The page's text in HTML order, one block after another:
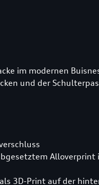
im modernen
und der
Alloverprint
3D-Print auf der